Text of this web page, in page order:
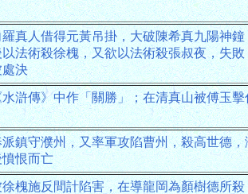
羅真人借得元黃吊掛，大破陳希真九陽神
以法術殺徐槐，又欲以法術殺張叔夜，失
處決
水滸傳》中作「關勝」；在清真山被傅玉
派鎮守濮州，又率軍攻陷曹州，殺高世德
憤恨而亡
徐槐施反間計陷害，在導龍岡為顏樹德所殺